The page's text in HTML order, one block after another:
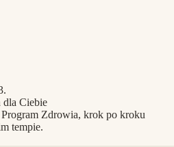
dla Ciebie
Zdrowia, krok po kroku
tempie.